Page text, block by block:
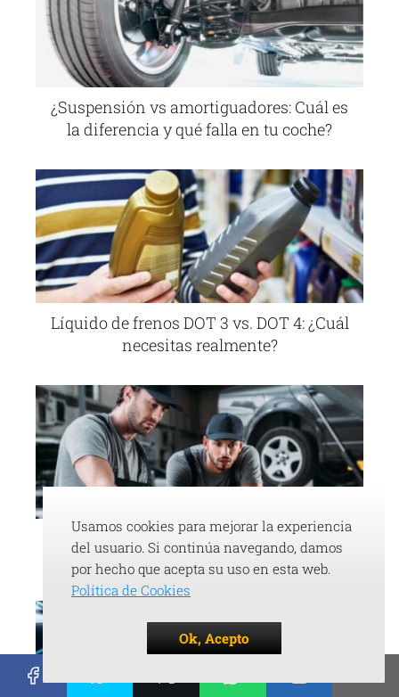
¿Suspensión vs amortiguadores: Cuál es
la diferencia y qué falla en tu coche?
Líquido de frenos DOT 3 vs. DOT 4: ¿Cuál
necesitas realmente?
¿Cuáles son las claves para ser un buen
mecánico de coches?
Usamos cookies para mejorar la experiencia
del usuario. Si continúa navegando, damos
por hecho que acepta su uso en esta web.
Política de Cookies
Ok, Acepto